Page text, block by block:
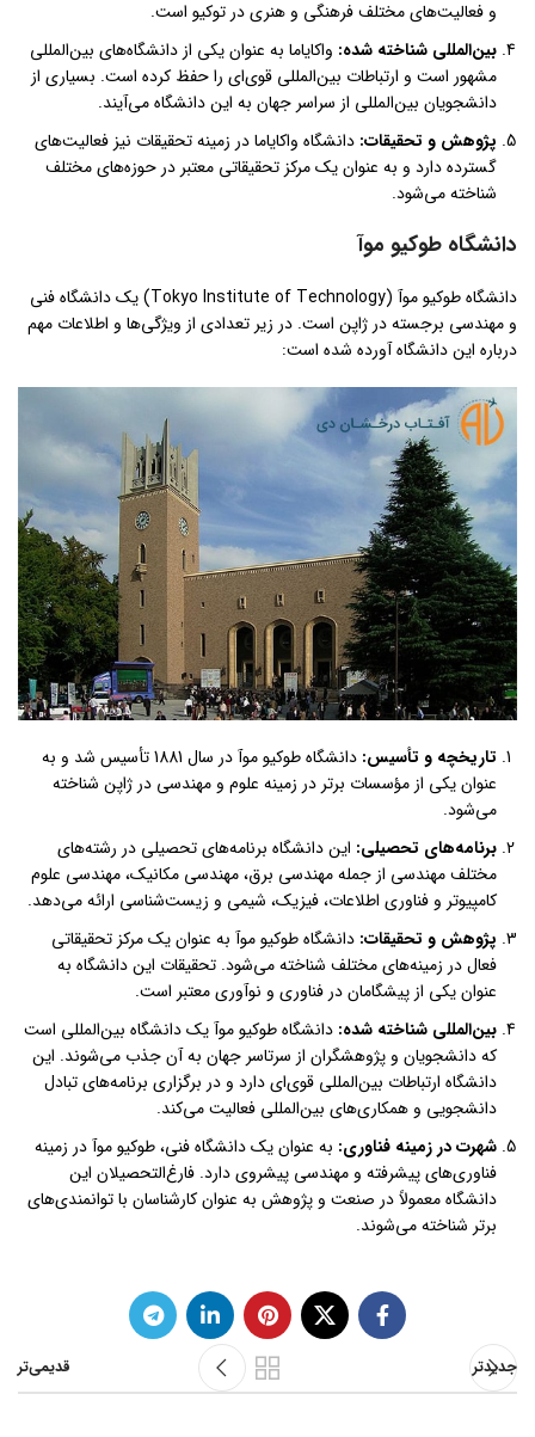
و فعالیت‌های مختلف فرهنگی و هنری در توکیو است.
بین‌المللی شناخته شده: واکایاما به عنوان یکی از دانشگاه‌های بین‌المللی
مشهور است و ارتباطات بین‌المللی قوی‌ای را حفظ کرده است. بسیاری از
دانشجویان بین‌المللی از سراسر جهان به این دانشگاه می‌آیند.
پژوهش و تحقیقات: دانشگاه واکایاما در زمینه تحقیقات نیز فعالیت‌های
گسترده دارد و به عنوان یک مرکز تحقیقاتی معتبر در حوزه‌های مختلف
شناخته می‌شود.
دانشگاه طوکیو موآ
دانشگاه طوکیو موآ (Tokyo Institute of Technology) یک دانشگاه فنی
و مهندسی برجسته در ژاپن است. در زیر تعدادی از ویژگی‌ها و اطلاعات مهم
درباره این دانشگاه آورده شده است:
تاریخچه و تأسیس:
دانشگاه طوکیو موآ در سال 1881 تأسیس شد و به
عنوان یکی از مؤسسات برتر در زمینه علوم و مهندسی در ژاپن شناخته
می‌شود.
برنامه‌های تحصیلی: این دانشگاه برنامه‌های تحصیلی در رشته‌های
مختلف مهندسی از جمله مهندسی برق، مهندسی مکانیک، مهندسی علوم
کامپیوتر و فناوری اطلاعات، فیزیک، شیمی و زیست‌شناسی ارائه می‌دهد.
پژوهش و تحقیقات: دانشگاه طوکیو موآ به عنوان یک مرکز تحقیقاتی
فعال در زمینه‌های مختلف شناخته می‌شود. تحقیقات این دانشگاه به
عنوان یکی از پیشگامان در فناوری و نوآوری معتبر است.
بین‌المللی شناخته شده: دانشگاه طوکیو موآ یک دانشگاه بین‌المللی است
که دانشجویان و پژوهشگران از سرتاسر جهان به آن جذب می‌شوند. این
دانشگاه ارتباطات بین‌المللی قوی‌ای دارد و در برگزاری برنامه‌های تبادل
دانشجویی و همکاری‌های بین‌المللی فعالیت می‌کند.
شهرت در زمینه فناوری: به عنوان یک دانشگاه فنی، طوکیو موآ در زمینه
فناوری‌های پیشرفته و مهندسی پیشروی دارد. فارغ‌التحصیلان این
دانشگاه معمولاً در صنعت و پژوهش به عنوان کارشناسان با توانمندی‌های
برتر شناخته می‌شوند.
جدیدتر قدیمی‌تر